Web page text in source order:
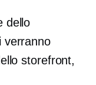
dello
verranno
storefront,